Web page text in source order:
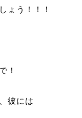
ょう！！！
！
彼には